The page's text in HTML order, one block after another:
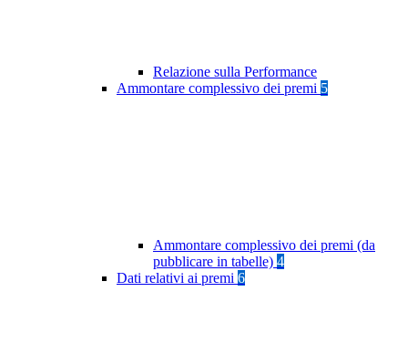
Relazione sulla Performance
Ammontare complessivo dei premi 5
Ammontare complessivo dei premi (da
pubblicare in tabelle) 4
Dati relativi ai premi 6